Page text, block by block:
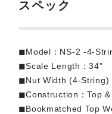
スペック
◼︎Model：NS-2 -4-
◼︎Scale Length：34"
◼︎Nut Width (4-String)
◼︎Construction：Top
◼︎Bookmatched Top